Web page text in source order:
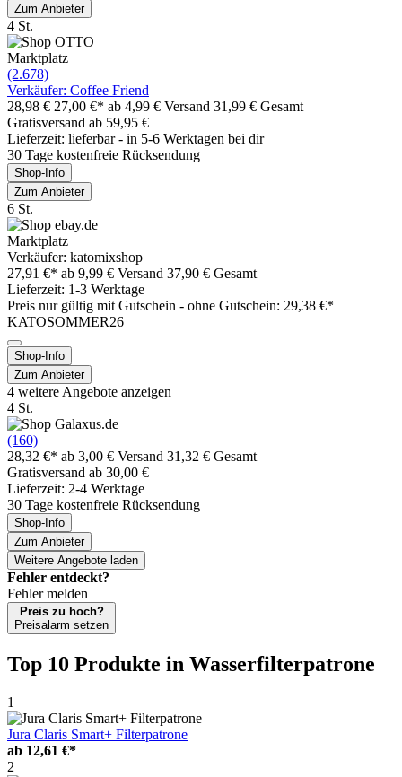
Zum Anbieter
4 St.
Marktplatz
(2.678)
Verkäufer: Coffee Friend
28,98 € 27,00 €* ab 4,99 € Versand 31,99 € Gesamt
Gratisversand ab 59,95 €
Lieferzeit: lieferbar - in 5-6 Werktagen bei dir
30 Tage kostenfreie Rücksendung
Shop-Info
Zum Anbieter
6 St.
Marktplatz
Verkäufer: katomixshop
27,91 €* ab 9,99 € Versand 37,90 € Gesamt
Lieferzeit: 1-3 Werktage
Preis nur gültig mit Gutschein - ohne Gutschein: 29,38 €*
KATOSOMMER26
Shop-Info
Zum Anbieter
4 weitere Angebote anzeigen
4 St.
(160)
28,32 €* ab 3,00 € Versand 31,32 € Gesamt
Gratisversand ab 30,00 €
Lieferzeit: 2-4 Werktage
30 Tage kostenfreie Rücksendung
Shop-Info
Zum Anbieter
Weitere Angebote laden
Fehler entdeckt?
Fehler melden
Preis zu hoch?
Preisalarm setzen
Top 10 Produkte in Wasserfilterpatrone
1
Jura Claris Smart+ Filterpatrone
ab 12,61 €*
2